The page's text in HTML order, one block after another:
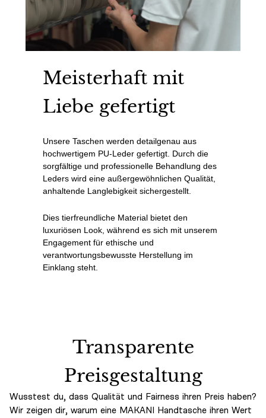
Meisterhaft mit
Liebe gefertigt
Unsere Taschen werden detailgenau aus
hochwertigem PU-Leder gefertigt. Durch die
sorgfältige und professionelle Behandlung des
Leders wird eine außergewöhnlichen Qualität,
anhaltende Langlebigkeit sichergestellt.
Dies tierfreundliche Material bietet den
luxuriösen Look, während es sich mit unserem
Engagement für ethische und
verantwortungsbewusste Herstellung im
Einklang steht.
Transparente
Preisgestaltung
Wusstest du, dass Qualität und Fairness ihren Preis haben?
Wir zeigen dir, warum eine MAKANI Handtasche ihren Wert